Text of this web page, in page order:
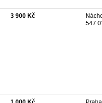
3 900 Kč
547